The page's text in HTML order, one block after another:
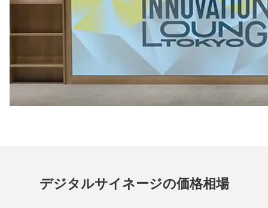
デジタルサイネージの価格相場